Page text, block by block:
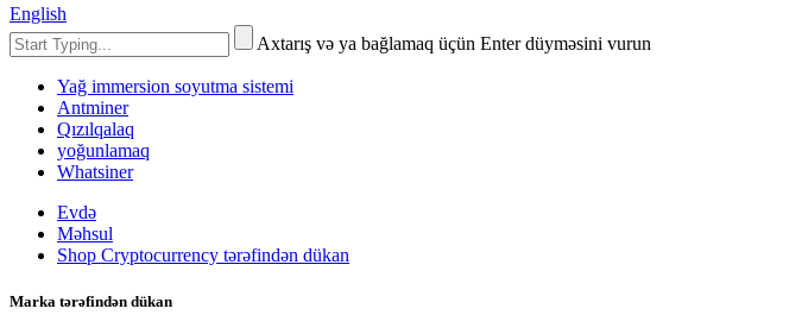
English
Axtarış və ya bağlamaq üçün Enter düyməsini vurun
Yağ immersion soyutma sistemi
Antminer
Qızılqalaq
yoğunlamaq
Whatsiner
Evdə
Məhsul
Shop Cryptocurrency tərəfindən dükan
Marka tərəfindən dükan